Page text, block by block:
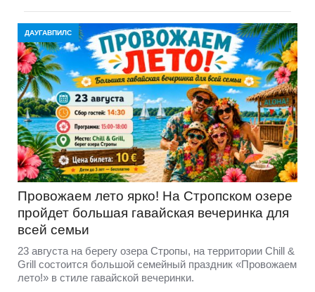
ДАУГАВПИЛС
Провожаем лето ярко! На Стропском озере
пройдет большая гавайская вечеринка для
всей семьи
23 августа на берегу озера Стропы, на территории Chill &
Grill состоится большой семейный праздник «Провожаем
лето!» в стиле гавайской вечеринки.